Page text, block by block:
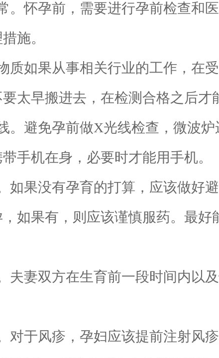
怀孕前，需要进行孕前检查和
施。
如果从事相关行业的工作，在受
太早搬进去，在检测合格之后才
避免孕前做X光线检查，微波炉
手机在身，必要时才能用手机。
果没有孕育的打算，应该做好避
如果有，则应该谨慎服药。最
妻双方在生育前一段时间内以及
于风疹，孕妇应该提前注射风